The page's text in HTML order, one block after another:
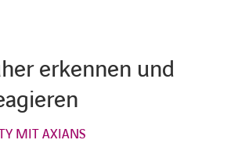
erkennen und
MIT AXIANS